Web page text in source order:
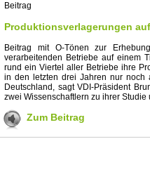
Beitrag
Produktionsverlagerungen
Beitrag mit O-Tönen zur
verarbeitenden Betriebe auf einem
rund ein Viertel aller Betriebe ihre
in den letzten drei Jahren nur noch
Deutschland, sagt VDI-Präsident
zwei Wissenschaftlern zu ihrer
Zum Beitrag